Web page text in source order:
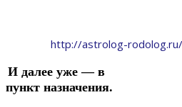
http://astrolog-rodolog.ru/
И далее уже — в
пункт назначения.